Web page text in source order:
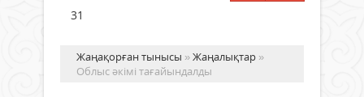
31
Жаңақорған тынысы »Жаңалықтар »
Облыс әкімі тағайындалды